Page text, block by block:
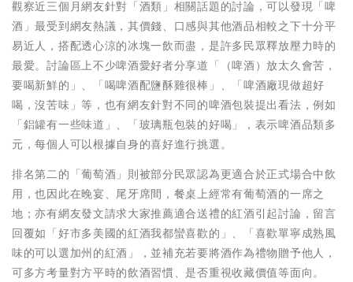
觀察近三個月網友針對「酒類」相關話題的討論，可以發現「啤
酒」最受到網友熱議，其價錢、口感與其他酒品相較之下十分平
易近人，搭配透心涼的冰塊一飲而盡，是許多民眾釋放壓力時的
最愛。討論區上不少啤酒愛好者分享道「（啤酒）放太久會苦，
要喝新鮮的」、「喝啤酒配鹽酥雞很棒」、「啤酒廠現做超好
喝，沒苦味」等，也有網友針對不同的啤酒包裝提出看法，例如
「鋁罐有一些味道」、「玻璃瓶包裝的好喝」，表示啤酒品類多
元，每個人可以根據自身的喜好進行挑選。
排名第二的「葡萄酒」則被部分民眾認為更適合於正式場合中飲
用，也因此在晚宴、尾牙席間，餐桌上經常有葡萄酒的一席之
地；亦有網友發文請求大家推薦適合送禮的紅酒引起討論，留言
回覆如「好市多美國的紅酒我都蠻喜歡的」、「喜歡單寧成熟風
味的可以選加州的紅酒」，並補充若要將酒作為禮物贈予他人，
可多方考量對方平時的飲酒習慣、是否重視收藏價值等面向。